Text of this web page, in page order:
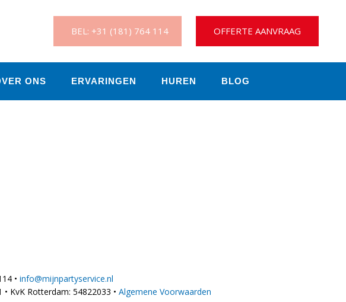
BEL: +31 (181) 764 114 OFFERTE AANVRAAG
ONS ERVARINGEN HUREN BLOG
• info@mijnpartyservice.nl
KvK Rotterdam: 54822033 • Algemene Voorwaarden